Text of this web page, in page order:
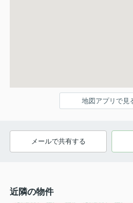
地図アプリで見
メールで共有する
近隣の物件